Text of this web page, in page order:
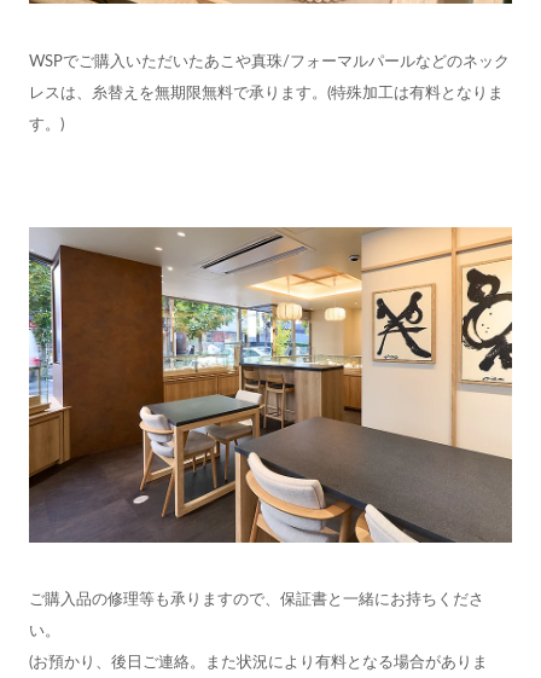
WSPでご購入いただいたあこや真珠/フォーマルパールなどのネック
レスは、糸替えを無期限無料で承ります。(特殊加工は有料となりま
す。)
ご購入品の修理等も承りますので、保証書と一緒にお持ちくださ
い。
(お預かり、後日ご連絡。また状況により有料となる場合がありま